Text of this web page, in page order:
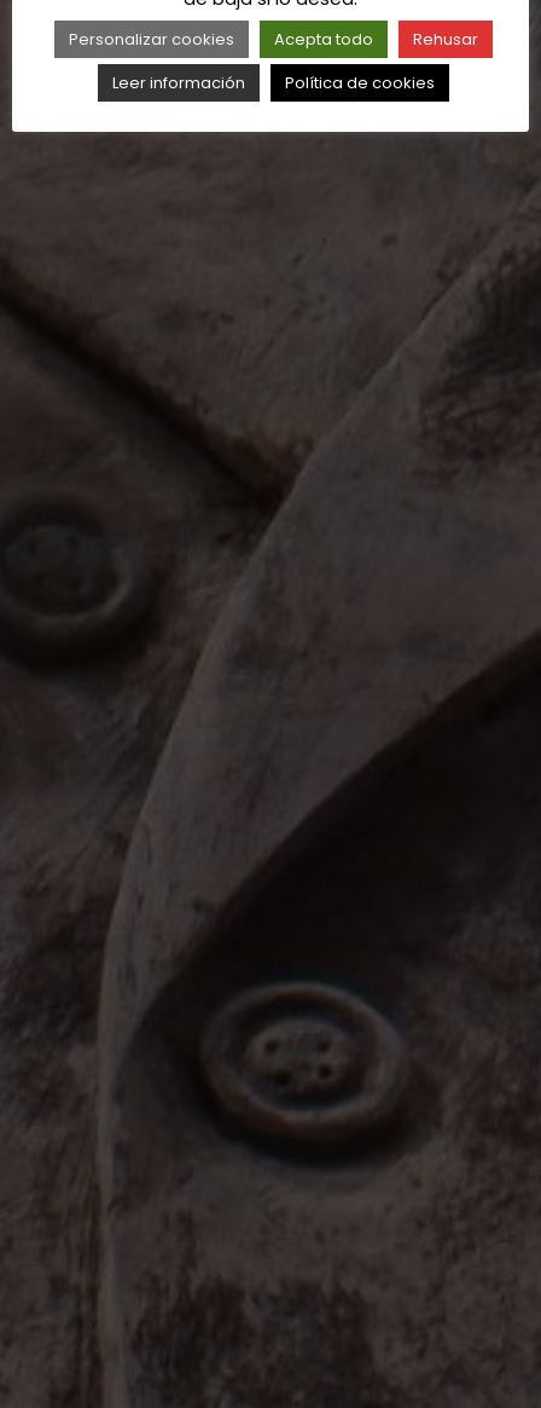
Personalizar cookies Acepta todo
Rehusar
Leer información
Política de cookies